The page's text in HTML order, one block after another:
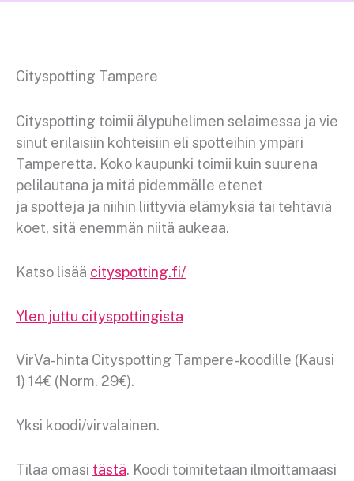
Cityspotting Tampere
Cityspotting toimii älypuhelimen selaimessa ja vie
sinut erilaisiin kohteisiin eli spotteihin ympäri
Tamperetta. Koko kaupunki toimii kuin suurena
pelilautana ja mitä pidemmälle etenet
ja spotteja ja niihin liittyviä elämyksiä tai tehtäviä
koet, sitä enemmän niitä aukeaa.
Katso lisää cityspotting.fi/
Ylen juttu cityspottingista
VirVa-hinta Cityspotting Tampere-koodille (Kausi
1) 14€ (Norm. 29€).
Yksi koodi/virvalainen.
Tilaa omasi tästä. Koodi toimitetaan ilmoittamaasi